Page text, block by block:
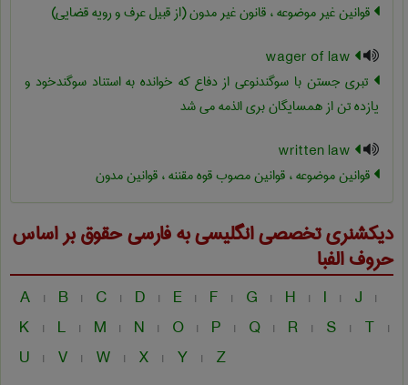
قوانین غیر موضوعه ، قانون غیر مدون (از قبیل عرف و رویه قضایی)
تبری جستن با سوگندنوعی از دفاع که خوانده به استناد سوگندخود و
یازده تن از همسایگان بری الذمه می شد
قوانین موضوعه ، قوانین مصوب قوه مقننه ، قوانین مدون
دیکشنری تخصصی انگلیسی به فارسیحقوقبر اساس
حروف الفبا
A | B | C | D | E | F | G | H | I | J |
K | L | M | N | O | P | Q | R | S | T |
U | V | W | X | Y | Z